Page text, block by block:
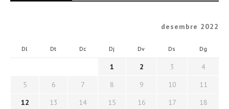
desembre 2022
Dl Dt Dc Dj Dv Ds Dg
1 2 3
4
5
6 7 8 9 10
11
12
13 14 15 16 17
18